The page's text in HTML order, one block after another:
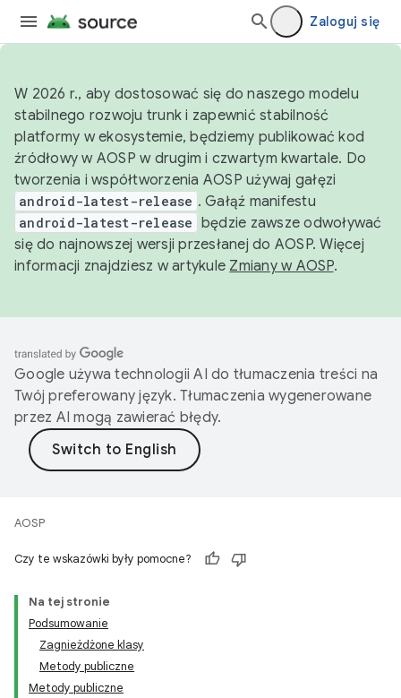
Zaloguj się
W 2026 r., aby dostosować się do naszego modelu
stabilnego rozwoju trunk i zapewnić stabilność
platformy w ekosystemie, będziemy publikować kod
źródłowy w AOSP w drugim i czwartym kwartale. Do
tworzenia i współtworzenia AOSP używaj gałęzi
android-latest-release . Gałąź manifestu
android-latest-release będzie zawsze odwoływać
się do najnowszej wersji przesłanej do AOSP. Więcej
informacji znajdziesz w artykule Zmiany w AOSP.
Google używa technologii AI do tłumaczenia treści na
Twój preferowany język. Tłumaczenia wygenerowane
przez AI mogą zawierać błędy.
AOSP
Czy te wskazówki były pomocne?
Na tej stronie
Podsumowanie
Zagnieżdżone klasy
Metody publiczne
Metody publiczne